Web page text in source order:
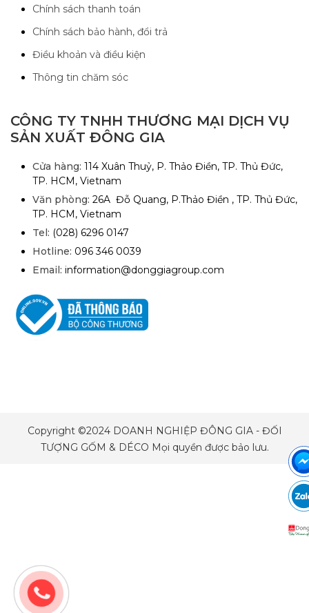
Chính sách thanh toán
Chính sách bảo hành, đổi trả
Điều khoản và điều kiện
Thông tin chăm sóc
CÔNG TY TNHH THƯƠNG MẠI DỊCH VỤ
SẢN XUẤT ĐÔNG GIA
Cửa hàng: 114 Xuân Thuỷ, P. Thảo Điền, TP. Thủ Đức,
TP. HCM, Vietnam
Văn phòng: 26A Đỗ Quang, P.Thảo Điền , TP. Thủ Đức,
TP. HCM, Vietnam
Tel: (028) 6296 0147
Hotline: 096 346 0039
Email: information@donggiagroup.com
Copyright ©2024 DOANH NGHIỆP ĐÔNG GIA - ĐỐI
TƯỢNG GỐM & DÉCO Mọi quyền được bảo lưu.